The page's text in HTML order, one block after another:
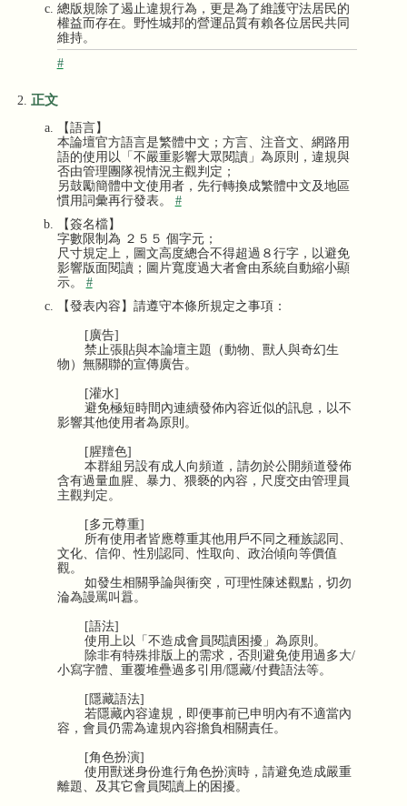
總版規除了遏止違規行為，更是為了維護守法居民的
權益而存在。野性城邦的營運品質有賴各位居民共同
維持。
#
正文
【語言】
本論壇官方語言是繁體中文；方言、注音文、網路用
語的使用以「不嚴重影響大眾閱讀」為原則，違規與
否由管理團隊視情況主觀判定；
另鼓勵簡體中文使用者，先行轉換成繁體中文及地區
慣用詞彙再行發表。 #
【簽名檔】
字數限制為 ２５５ 個字元；
尺寸規定上，圖文高度總合不得超過８行字，以避免
影響版面閱讀；圖片寬度過大者會由系統自動縮小顯
示。 #
【發表內容】請遵守本條所規定之事項：
[廣告]
禁止張貼與本論壇主題（動物、獸人與奇幻生
物）無關聯的宣傳廣告。
[灌水]
避免極短時間內連續發佈內容近似的訊息，以不
影響其他使用者為原則。
[腥羶色]
本群組另設有成人向頻道，請勿於公開頻道發佈
含有過量血腥、暴力、猥褻的內容，尺度交由管理員
主觀判定。
[多元尊重]
所有使用者皆應尊重其他用戶不同之種族認同、
文化、信仰、性別認同、性取向、政治傾向等價值
觀。
如發生相關爭論與衝突，可理性陳述觀點，切勿
淪為謾罵叫囂。
[語法]
使用上以「不造成會員閱讀困擾」為原則。
除非有特殊排版上的需求，否則避免使用過多大/
小寫字體、重覆堆疊過多引用/隱藏/付費語法等。
[隱藏語法]
若隱藏內容違規，即便事前已申明內有不適當內
容，會員仍需為違規內容擔負相關責任。
[角色扮演]
使用獸迷身份進行角色扮演時，請避免造成嚴重
離題、及其它會員閱讀上的困擾。